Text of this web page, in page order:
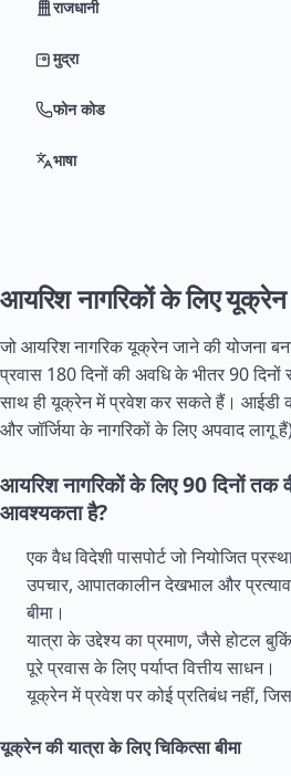
राजधानी
मुद्रा
फोन कोड
भाषा
आयरिश नागरिकों के लिए
जो आयरिश नागरिक यूक्रेन जाने की योजना
प्रवास 180 दिनों की अवधि के भीतर 90
साथ ही यूक्रेन में प्रवेश कर सकते हैं। आईडी
और जॉर्जिया के नागरिकों के लिए अपवाद लागू
आयरिश नागरिकों के लिए 90 दिनों तक
आवश्यकता है?
एक वैध विदेशी पासपोर्ट जो नियोजित
उपचार, आपातकालीन देखभाल और
बीमा।
यात्रा के उद्देश्य का प्रमाण, जैसे होटल
पूरे प्रवास के लिए पर्याप्त वित्तीय साधन।
यूक्रेन में प्रवेश पर कोई प्रतिबंध नहीं,
यूक्रेन की यात्रा के लिए चिकित्सा बीमा